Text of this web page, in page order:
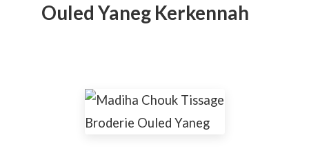
Ouled Yaneg Kerkennah